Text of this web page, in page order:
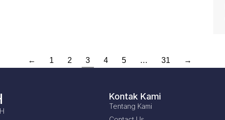
← 1 2 3 4 5 … 31 →
Kontak Kami
Tentang Kami